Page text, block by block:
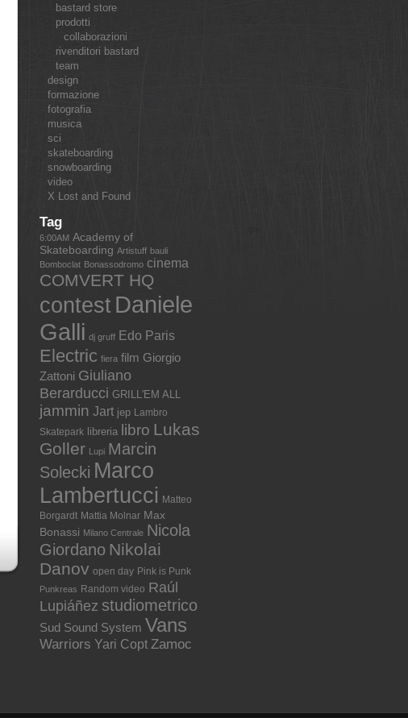
bastard store
prodotti
collaborazioni
rivenditori bastard
team
design
formazione
fotografia
musica
sci
skateboarding
snowboarding
video
X Lost and Found
Tag
6:00AM Academy of
Skateboarding Artistuff bauli
Bomboclat Bonassodromo cinema
COMVERT HQ
contest Daniele
Galli dj gruff Edo Paris
Electric fiera film Giorgio
Zattoni Giuliano
Berarducci GRILL'EM ALL
jammin Jart jep Lambro
Skatepark libreria libro Lukas
Goller Lupi Marcin
Solecki Marco
Lambertucci Matteo
Borgardt Mattia Molnar Max
Bonassi Milano Centrale Nicola
Giordano Nikolai
Danov open day Pink is Punk
Punkreas Random video Raúl
Lupiáñez studiometrico
Sud Sound System Vans
Warriors Yari Copt Zamoc